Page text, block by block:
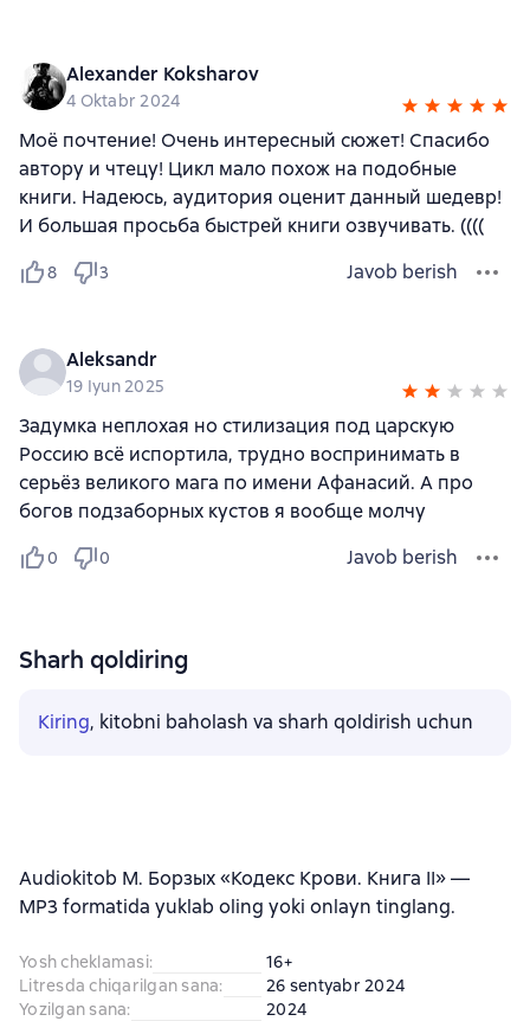
Alexander Koksharov
4 Oktabr 2024
Моё почтение! Очень интересный сюжет! Спасибо
автору и чтецу! Цикл мало похож на подобные
книги. Надеюсь, аудитория оценит данный шедевр!
И большая просьба быстрей книги озвучивать. ((((
8 3 Javob berish
Aleksandr
19 Iyun 2025
Задумка неплохая но стилизация под царскую
Россию всё испортила, трудно воспринимать в
серьёз великого мага по имени Афанасий. А про
богов подзаборных кустов я вообще молчу
0 0 Javob berish
Sharh qoldiring
Kiring, kitobni baholash va sharh qoldirish uchun
Audiokitob М. Борзых «Кодекс Крови. Книга II» —
MP3 formatida yuklab oling yoki onlayn tinglang.
Yosh cheklamasi:
16+
Litresda chiqarilgan sana:
26 sentyabr 2024
Yozilgan sana:
2024